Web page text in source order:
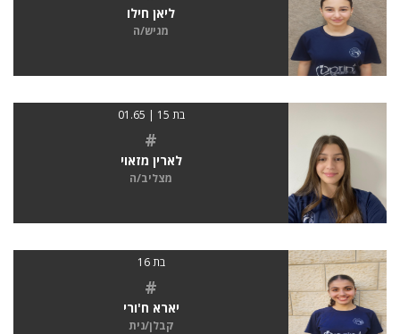
ליאן חילו
מגיש/ה
בת 15 | 01.65
#
לארין מזאוי
מצליב/ה
בת 16
#
יארא ח'ורי
קבלן/נית